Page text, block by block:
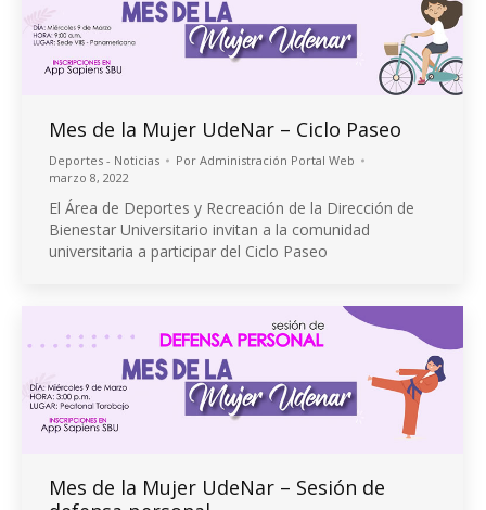
Mes de la Mujer UdeNar – Ciclo Paseo
Deportes - Noticias Por Administración Portal Web
marzo 8, 2022
El Área de Deportes y Recreación de la Dirección de
Bienestar Universitario invitan a la comunidad
universitaria a participar del Ciclo Paseo
Mes de la Mujer UdeNar – Sesión de